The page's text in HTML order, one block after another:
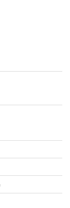
き、状態をご確
と拭き取り、風
い。適切に乾燥
だけます。